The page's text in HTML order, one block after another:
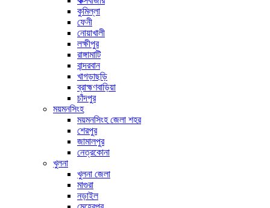
কুমিল্লা
ফেনী
নোয়াখালী
লক্ষীপুর
রাঙ্গামাটি
বান্দরবান
খাগড়াছড়ি
ব্রাহ্মণবাড়িয়া
চাঁদপুর
ময়মনসিংহ
ময়মনসিংহ জেলা শহর
শেরপুর
জামালপুর
নেত্রকোনা
খুলনা
খুলনা জেলা
মাগুরা
নড়াইল